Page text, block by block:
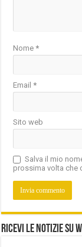
Nome*
Email*
Sito web
Salva il mio
prossima volta che
Ricevi le notizie su